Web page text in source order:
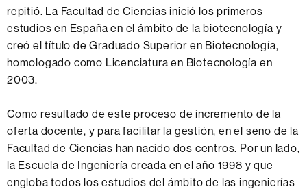
repitió. La Facultad de Ciencias inició los primeros
estudios en España en el ámbito de la biotecnología y
creó el título de Graduado Superior en Biotecnología,
homologado como Licenciatura en Biotecnología en
2003.
Como resultado de este proceso de incremento de la
oferta docente, y para facilitar la gestión, en el seno de la
Facultad de Ciencias han nacido dos centros. Por un lado,
la Escuela de Ingeniería creada en el año 1998 y que
engloba todos los estudios del ámbito de las ingenierías